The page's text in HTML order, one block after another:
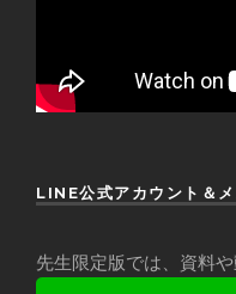
LINE公式アカウント＆
先生限定版では、資料や